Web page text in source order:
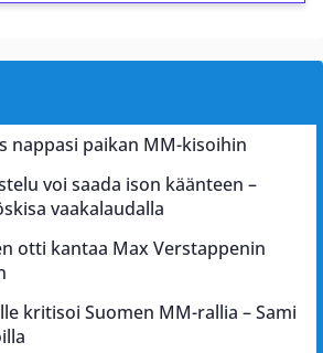
nappasi paikan MM-kisoihin
voi saada ison käänteen –
vaakalaudalla
otti kantaa Max Verstappenin
kritisoi Suomen MM-rallia – Sami